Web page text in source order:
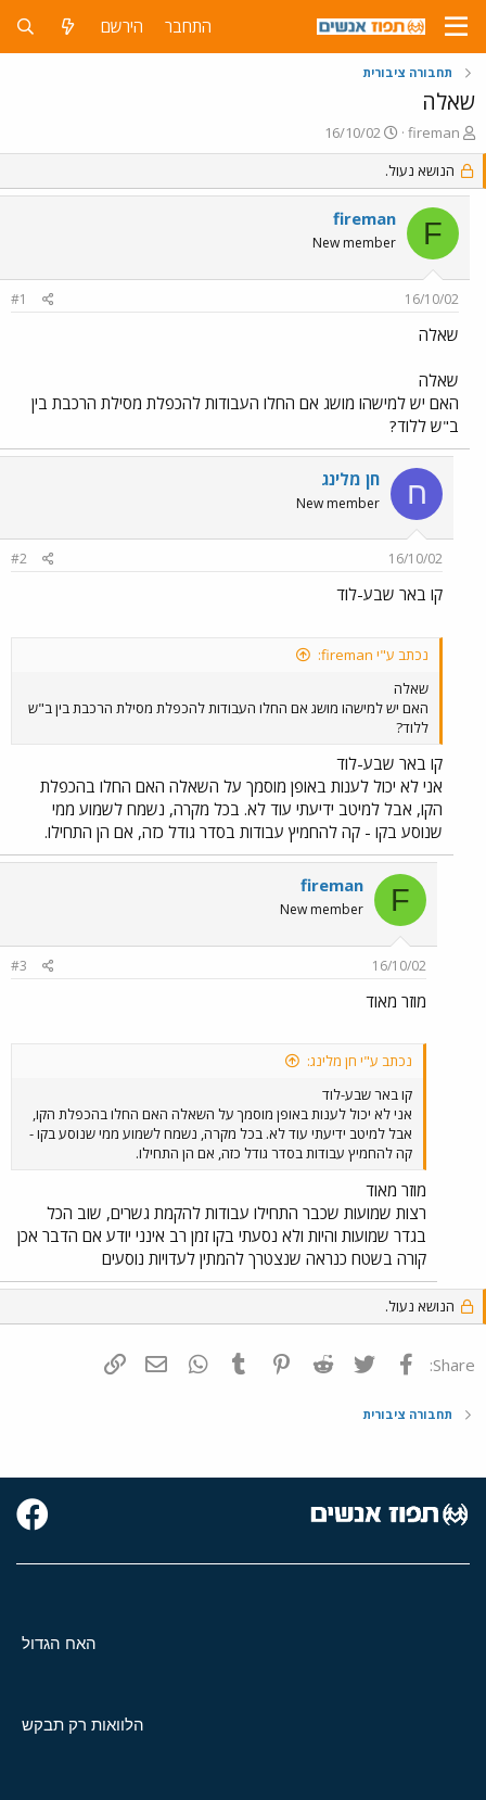
התחבר הירשם
תחבורה ציבורית
שאלה
פ
ו
ת
ח
נ
fireman
פ
ו
ס
ב
ת
16/10/02
הנושא נעול.
F
fireman
New member
16/10/02
#1
שאלה
שאלה
האם יש למישהו מושג אם החלו העבודות להכפלת מסילת הרכבת בין
ב"ש ללוד?
ח חן מלינג
New member
16/10/02
#2
קו באר שבע-לוד
נכתב ע"י fireman:
שאלה
האם יש למישהו מושג אם החלו העבודות להכפלת מסילת הרכבת בין ב"ש
ללוד?
קו באר שבע-לוד
אני לא יכול לענות באופן מוסמך על השאלה האם החלו בהכפלת
הקו, אבל למיטב ידיעתי עוד לא. בכל מקרה, נשמח לשמוע ממי
שנוסע בקו - קה להחמיץ עבודות בסדר גודל כזה, אם הן התחילו.
F
fireman
New member
16/10/02
#3
מוזר מאוד
נכתב ע"י חן מלינג:
קו באר שבע-לוד
אני לא יכול לענות באופן מוסמך על השאלה האם החלו בהכפלת הקו,
אבל למיטב ידיעתי עוד לא. בכל מקרה, נשמח לשמוע ממי שנוסע בקו -
קה להחמיץ עבודות בסדר גודל כזה, אם הן התחילו.
מוזר מאוד
רצות שמועות שכבר התחילו עבודות להקמת גשרים, שוב הכל
בגדר שמועות והיות ולא נסעתי בקו זמן רב אינני יודע אם הדבר אכן
קורה בשטח כנראה שנצטרך להמתין לעדויות נוסעים
הנושא נעול.
Share: פייסבוק Twitter
Reddit
Pinterest
Tumblr
WhatsAppדואר אלקטרוני
תחבורה ציבורית
האח הגדול
הלוואות רק תבקש